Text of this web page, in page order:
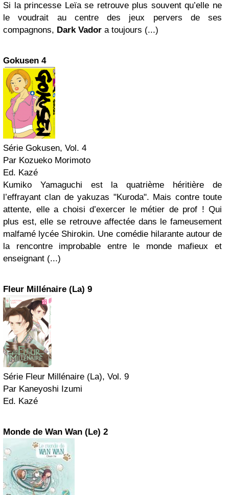
Si la princesse Leïa se retrouve plus souvent qu’elle ne
le voudrait au centre des jeux pervers de ses
compagnons, Dark Vador a toujours (...)
Gokusen 4
Série Gokusen, Vol. 4
Par Kozueko Morimoto
Ed. Kazé
Kumiko Yamaguchi est la quatrième héritière de
l’effrayant clan de yakuzas "Kuroda". Mais contre toute
attente, elle a choisi d’exercer le métier de prof ! Qui
plus est, elle se retrouve affectée dans le fameusement
malfamé lycée Shirokin. Une comédie hilarante autour de
la rencontre improbable entre le monde mafieux et
enseignant (...)
Fleur Millénaire (La) 9
Série Fleur Millénaire (La), Vol. 9
Par Kaneyoshi Izumi
Ed. Kazé
Monde de Wan Wan (Le) 2